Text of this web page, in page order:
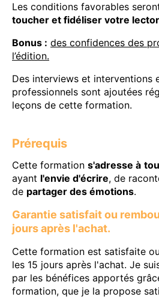
Les conditions favorables
toucher et fidéliser votre
Bonus : des confidences des
l’édition.
Des interviews et interventions
professionnels sont ajoutées
leçons de cette formation.
Prérequis
Cette formation s'adresse à
ayant l'envie d'écrire, de
de partager des émotions.
Garantie satisfait ou
jours après l'achat.
Cette formation est satisfaite
les 15 jours après l'achat. Je
par les bénéfices apportés
formation, que je la propose